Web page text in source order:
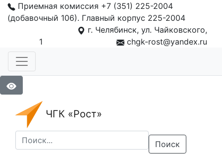
Приемная комиссия +7 (351) 225-2004
(добавочный 106). Главный корпус 225-2004
г. Челябинск, ул. Чайковского,
1
chgk-rost@yandex.ru
ЧГК «Рост»
Поиск